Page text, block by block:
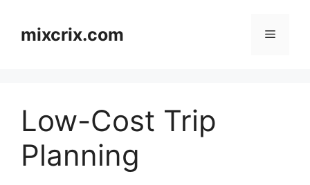
contentmixcrix.com Menu
Low-Cost Trip
Planning